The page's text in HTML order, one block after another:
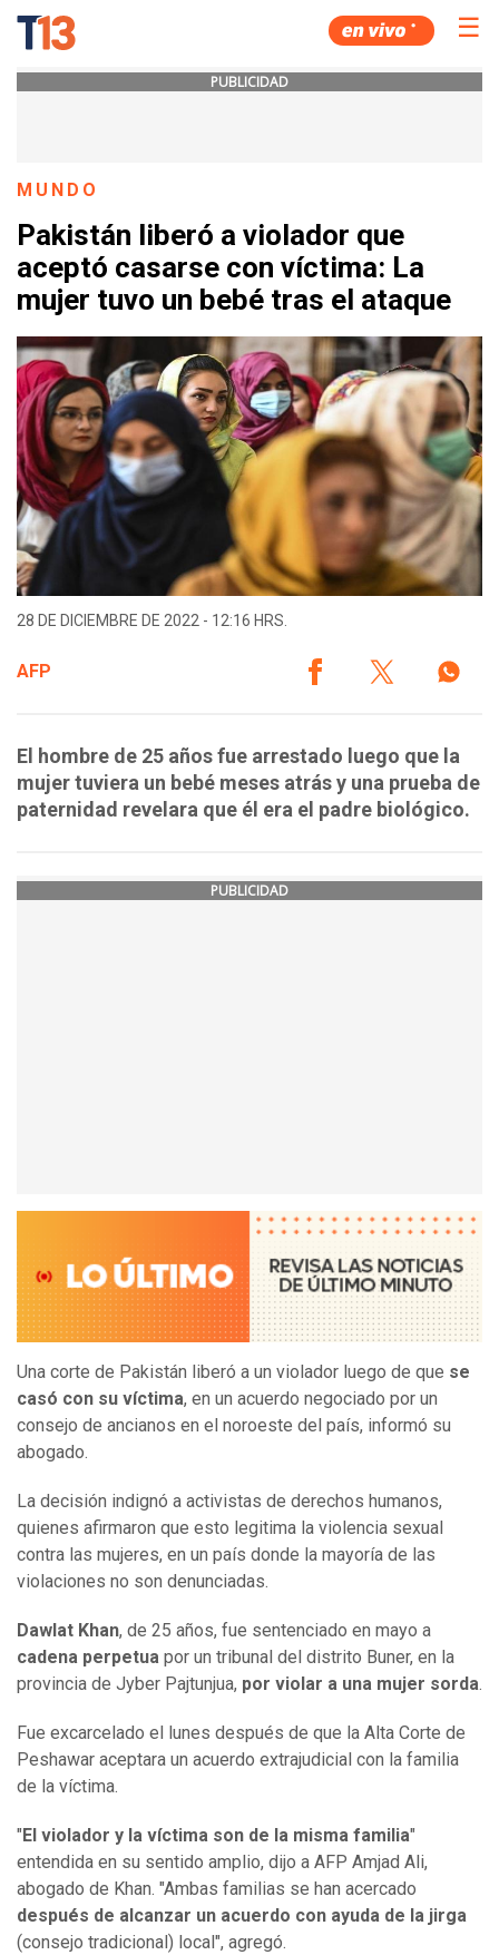
☰
PUBLICIDAD
MUNDO
Pakistán liberó a violador que
aceptó casarse con víctima: La
mujer tuvo un bebé tras el ataque
28 DE DICIEMBRE DE 2022 - 12:16 HRS.
AFP
El hombre de 25 años fue arrestado luego que la
mujer tuviera un bebé meses atrás y una prueba de
paternidad revelara que él era el padre biológico.
PUBLICIDAD
Una corte de Pakistán liberó a un violador luego de que se
casó con su víctima, en un acuerdo negociado por un
consejo de ancianos en el noroeste del país, informó su
abogado.
La decisión indignó a activistas de derechos humanos,
quienes afirmaron que esto legitima la violencia sexual
contra las mujeres, en un país donde la mayoría de las
violaciones no son denunciadas.
Dawlat Khan, de 25 años, fue sentenciado en mayo a
cadena perpetua por un tribunal del distrito Buner, en la
provincia de Jyber Pajtunjua, por violar a una mujer sorda.
Fue excarcelado el lunes después de que la Alta Corte de
Peshawar aceptara un acuerdo extrajudicial con la familia
de la víctima.
" El violador y la víctima son de la misma familia"
entendida en su sentido amplio, dijo a AFP Amjad Ali,
abogado de Khan. "Ambas familias se han acercado
después de alcanzar un acuerdo con ayuda de la jirga
(consejo tradicional) local", agregó.